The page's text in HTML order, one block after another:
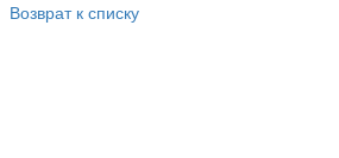
Возврат к списку